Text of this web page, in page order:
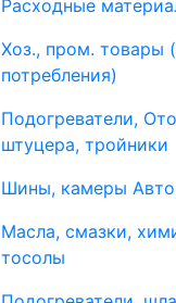
Расходные
Хоз., пром. товары
потребления)
Подогреватели,
штуцера, тройники
Шины, камеры
Масла, смазки,
тосолы